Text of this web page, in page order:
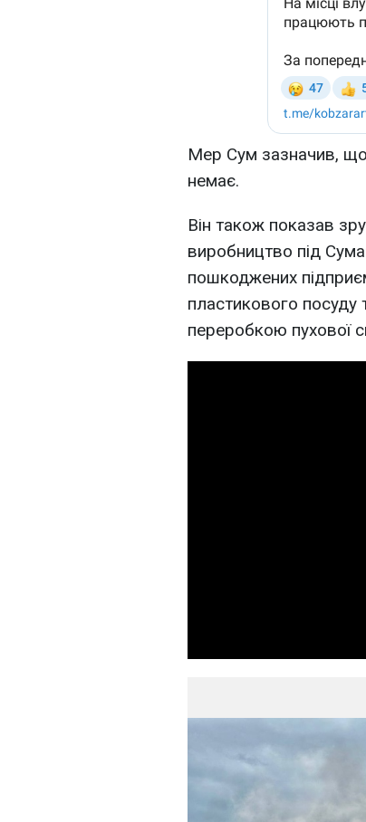
Мер Сум зазначив,
немає.
Він також показав
виробництво під
пошкоджених
пластикового посуду
переробкою пухової